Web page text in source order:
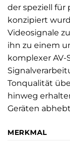
der speziell für
konzipiert
Videosignale
ihn zu einem
komplexer AV-
Tonqualität
hinweg
Geräten
MERKMAL